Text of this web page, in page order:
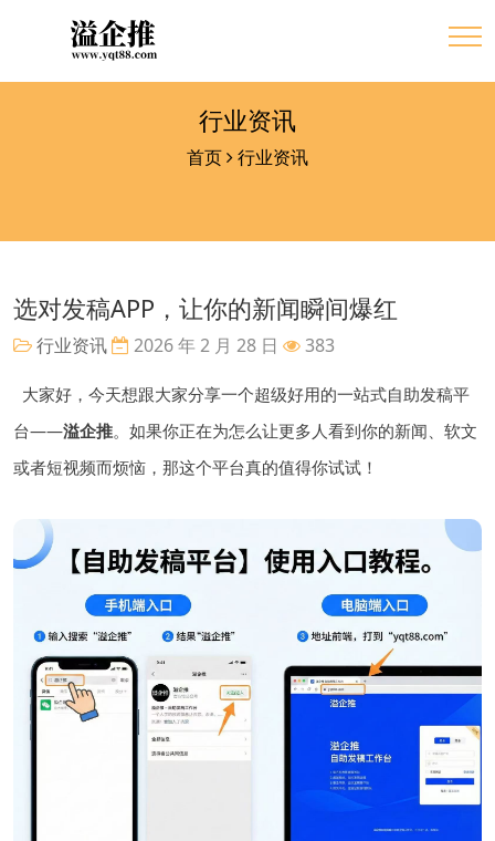
行业资讯
首页 行业资讯
选对发稿APP，让你的新闻瞬间爆红
行业资讯 2026 年 2 月 28 日 383
大家好，今天想跟大家分享一个超级好用的一站式自助发稿平
台——溢企推。如果你正在为怎么让更多人看到你的新闻、软文
或者短视频而烦恼，那这个平台真的值得你试试！